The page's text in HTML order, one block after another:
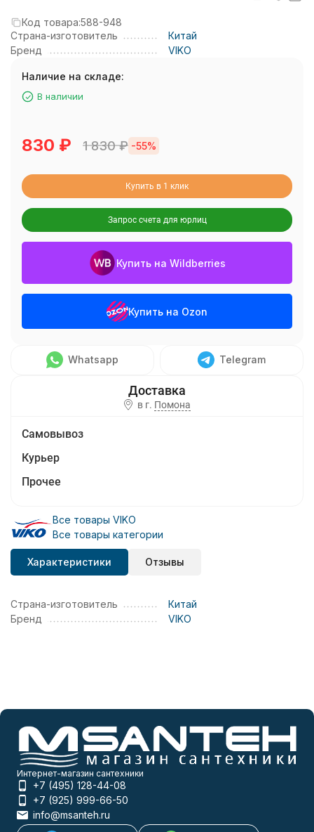
Код товара:588-948
Страна-изготовитель
Китай
Бренд
VIKO
Наличие на складе:
В наличии
830 ₽ 1 830₽ -55%
Купить в 1 клик
Запрос счета для юрлиц
Купить на Wildberries
Купить на Ozon
Whatsapp Telegram
в г. Помона
Самовывоз
Курьер
Прочее
Все товары VIKO
Все товары категории
Характеристики Отзывы
Страна-изготовитель
Китай
Бренд
VIKO
Интернет-магазин сантехники
+7 (495) 128-44-08
+7 (925) 999-66-50
info@msanteh.ru